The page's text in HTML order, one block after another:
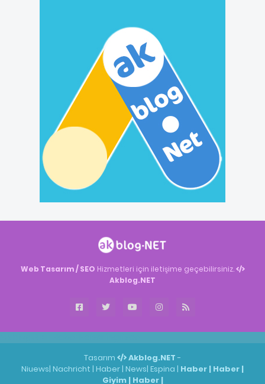
Web Tasarım / SEO Hizmetleri için iletişime geçebilirsiniz.
Akblog.NET
Tasarım Akblog.NET -
Niuews| Nachricht | Haber | News| Espina | Haber | Haber |
Giyim| Haber|